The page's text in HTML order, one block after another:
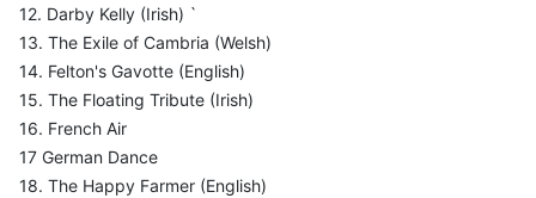
12. Darby Kelly (Irish) `
13. The Exile of Cambria (Welsh)
14. Felton's Gavotte (English)
15. The Floating Tribute (Irish)
16. French Air
17 German Dance
18. The Happy Farmer (English)